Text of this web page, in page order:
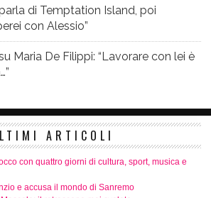
di Temptation Island, poi
con Alessio”
Maria De Filippi: “Lavorare con lei è
ARTICOLI
con quattro giorni di cultura, sport, musica e
e accusa il mondo di Sanremo